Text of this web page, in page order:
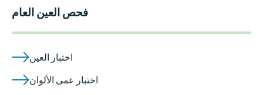
فحص العين العام
اختبار العين
اختبار عمى الألوان